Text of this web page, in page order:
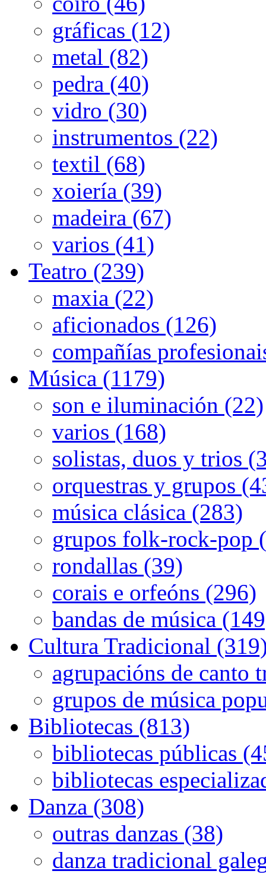
gráficas (12)
metal (82)
pedra (40)
vidro (30)
instrumentos (22)
textil (68)
xoiería (39)
madeira (67)
varios (41)
Teatro (239)
maxia (22)
aficionados (126)
compañías
Música (1179)
son e iluminación (22)
varios (168)
solistas, duos y trios
orquestras y grupos
música clásica (283)
grupos folk-rock-pop
rondallas (39)
corais e orfeóns (296)
bandas de música
Cultura Tradicional
agrupacións de canto
grupos de música
Bibliotecas (813)
bibliotecas públicas
bibliotecas
Danza (308)
outras danzas (38)
danza tradicional